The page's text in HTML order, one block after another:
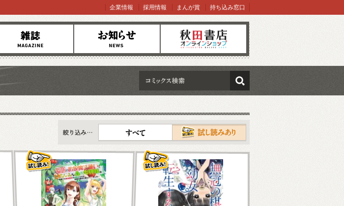
お知らせ オンラインショップ
企業情報 採用情報 まんが賞 持ち込み窓口
検索
すべて